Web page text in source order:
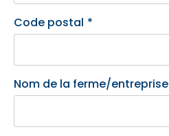
Code postal *
Nom de la ferme/entreprise